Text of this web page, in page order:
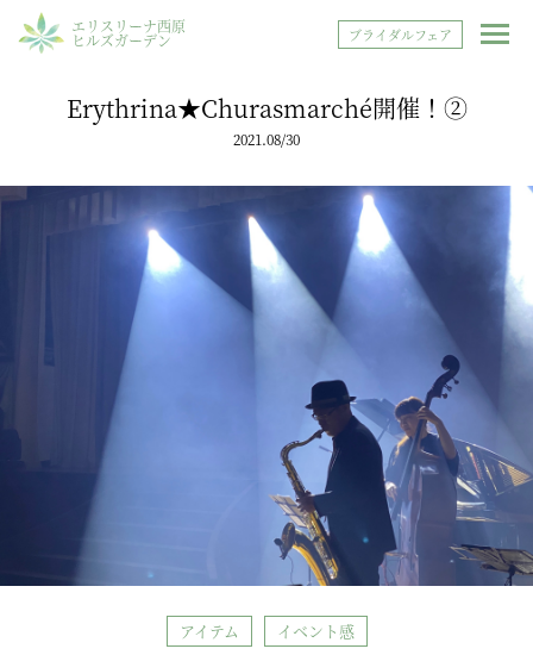
エリスリーナ西原
ヒルズガーデン ブライダルフェア
Erythrina★Churasmarché開催！②
2021.08/30
アイテム
イベント感